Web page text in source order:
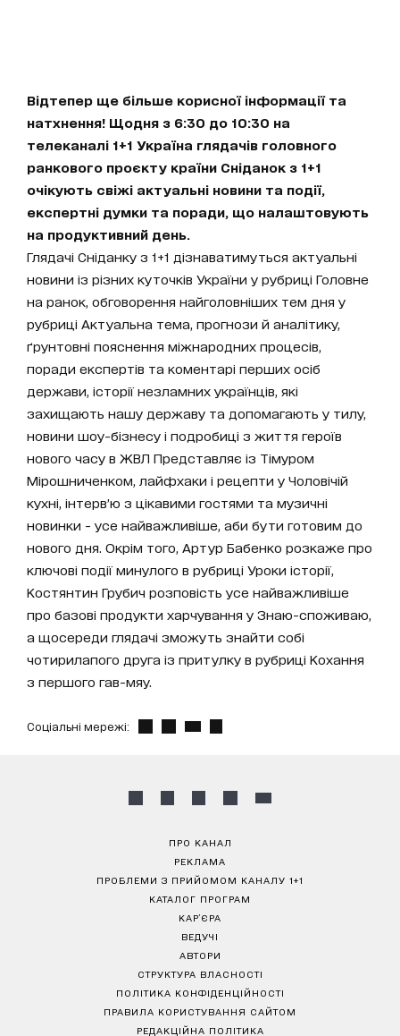
Відтепер ще більше корисної інформації та
натхнення! Щодня з 6:30 до 10:30 на
телеканалі 1+1 Україна глядачів головного
ранкового проєкту країни Сніданок з 1+1
очікують свіжі актуальні новини та події,
експертні думки та поради, що налаштовують
на продуктивний день.
Глядачі Сніданку з 1+1 дізнаватимуться актуальні
новини із різних куточків України у рубриці Головне
на ранок, обговорення найголовніших тем дня у
рубриці Актуальна тема, прогнози й аналітику,
ґрунтовні пояснення міжнародних процесів,
поради експертів та коментарі перших осіб
держави, історії незламних українців, які
захищають нашу державу та допомагають у тилу,
новини шоу-бізнесу і подробиці з життя героїв
нового часу в ЖВЛ Представляє із Тімуром
Мірошниченком, лайфхаки і рецепти у Чоловічій
кухні, інтерв’ю з цікавими гостями та музичні
новинки - усе найважливіше, аби бути готовим до
нового дня. Окрім того, Артур Бабенко розкаже про
ключові події минулого в рубриці Уроки історії,
Костянтин Грубич розповість усе найважливіше
про базові продукти харчування у Знаю-споживаю,
а щосереди глядачі зможуть знайти собі
чотирилапого друга із притулку в рубриці Кохання
з першого гав-мяу.
Соціальні мережі:
ПРО КАНАЛ
РЕКЛАМА
ПРОБЛЕМИ З ПРИЙОМОМ КАНАЛУ 1+1
КАТАЛОГ ПРОГРАМ
КАР’ЄРА
ВЕДУЧІ
АВТОРИ
СТРУКТУРА ВЛАСНОСТІ
ПОЛІТИКА КОНФІДЕНЦІЙНОСТІ
ПРАВИЛА КОРИСТУВАННЯ САЙТОМ
РЕДАКЦІЙНА ПОЛІТИКА